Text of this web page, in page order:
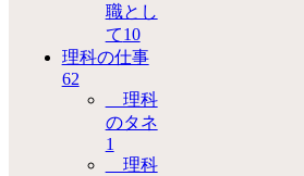
職とし
て10
理科の仕事
62
理科
のタネ
1
理科